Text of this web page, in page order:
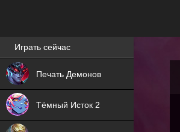
Лучшие игры онлайн
Играть сейчас
Печать Демонов
NEW
Тёмный Исток 2
NEW
ХИТ